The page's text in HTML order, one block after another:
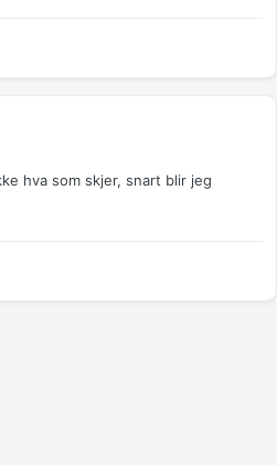
hva som skjer, snart blir jeg